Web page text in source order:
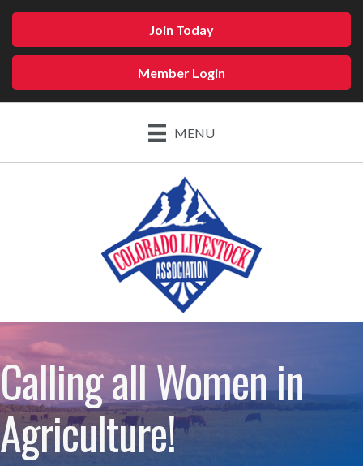
Join Today
Member Login
MENU
Calling all Women in
Agriculture!